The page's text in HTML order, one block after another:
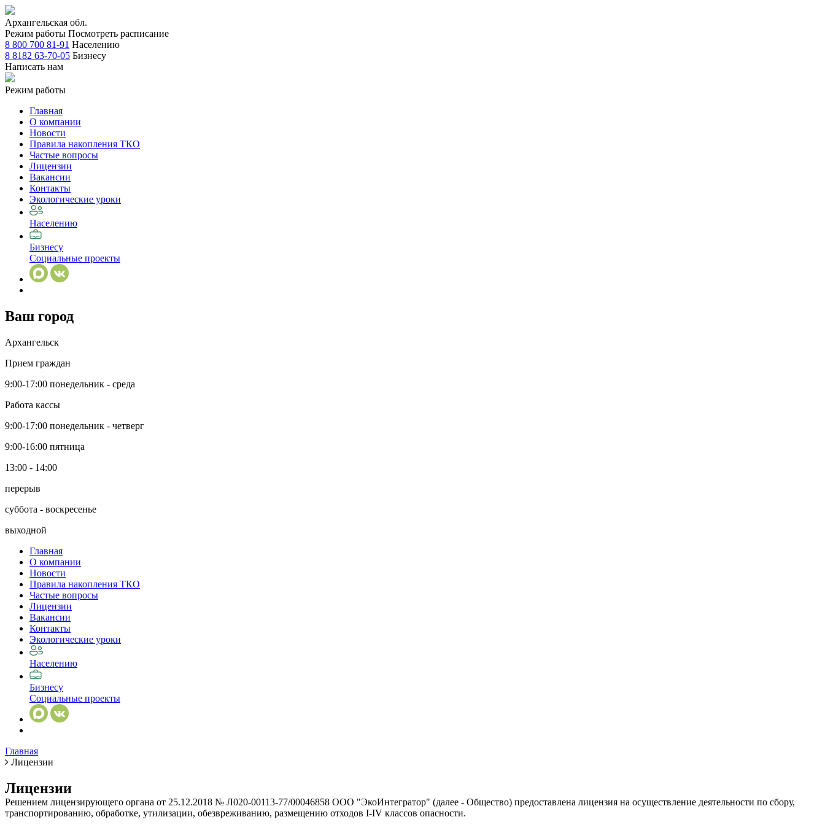
Архангельская обл.
Режим работы Посмотреть расписание
8 800 700 81-91 Населению
8 8182 63-70-05 Бизнесу
Написать нам
Режим работы
Главная
О компании
Новости
Правила накопления ТКО
Частые вопросы
Лицензии
Вакансии
Контакты
Экологические уроки
Населению
Бизнесу
Социальные проекты
Ваш город
Архангельск
Прием граждан
9:00-17:00 понедельник - среда
Работа кассы
9:00-17:00 понедельник - четверг
9:00-16:00 пятница
13:00 - 14:00
перерыв
суббота - воскресенье
выходной
Главная
О компании
Новости
Правила накопления ТКО
Частые вопросы
Лицензии
Вакансии
Контакты
Экологические уроки
Населению
Бизнесу
Социальные проекты
Главная
Лицензии
Лицензии
Решением лицензирующего органа от 25.12.2018 № Л020-00113-77/00046858 ООО "ЭкоИнтегратор" (далее - Общество) предоставлена лицензия на осуществление деятельности по сбору,
транспортированию, обработке, утилизации, обезвреживанию, размещению отходов I-IV классов опасности.